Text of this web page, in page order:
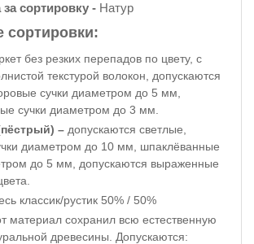
за сортировку - Натур
сортировки:
без резких перепадов по цвету, с
текстурой волокон, допускаются
сучки диаметром до 5 мм,
сучки диаметром до 3 мм.
– допускаются светлые,
диаметром до 10 мм, шпаклёванные
до 5 мм, допускаются выраженные
классик/рустик 50% / 50%
материал сохранил всю естественную
древесины. Допускаются: